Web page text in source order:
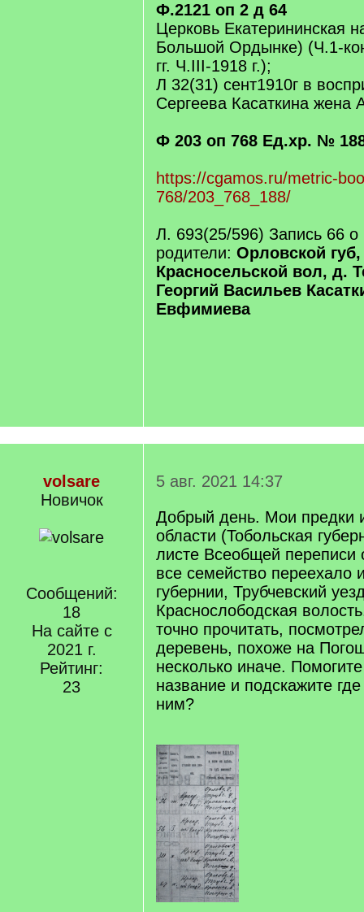
Ф.2121 оп 2 д 64
Церковь Екатерининская
Большой Ордынке) (Ч.1-
гг. Ч.III-1918 г.);
Л 32(31) сент1910г в
Сергеева Касаткина жена
Ф 203 оп 768 Ед.хр. №
https://cgamos.ru/metric-
768/203_768_188/
Л. 693(25/596) Запись 66
родители: Орловской губ,
Красносельской вол, д.
Георгий Васильев
Евфимиева
volsare
Новичок
Сообщений:
18
На сайте с
2021 г.
Рейтинг:
23
5 авг. 2021 14:37
Добрый день. Мои предки
области (Тобольская
листе Всеобщей переписи
все семейство переехало
губернии, Трубчевский
Краснослободская
точно прочитать,
деревень, похоже на
несколько иначе.
название и подскажите
ним?